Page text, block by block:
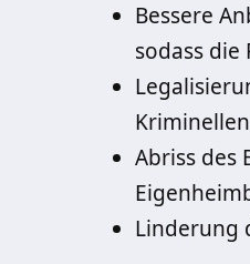
Bessere
sodass die
Abriss des
Linderung